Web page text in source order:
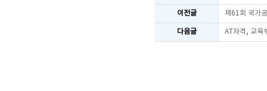
이전글 제61회 국가
다음글 AT자격, 교육